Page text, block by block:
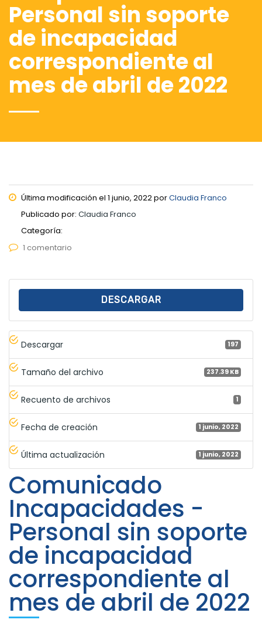
Personal sin soporte
de incapacidad
correspondiente al
mes de abril de 2022
Última modificación el 1 junio, 2022 porClaudia Franco
Publicado por: Claudia Franco
Categoría:
1 comentario
DESCARGAR
Descargar 197
Tamaño del archivo 237.39 KB
Recuento de archivos 1
Fecha de creación 1 junio, 2022
Última actualización 1 junio, 2022
Comunicado
Incapacidades -
Personal sin soporte
de incapacidad
correspondiente al
mes de abril de 2022